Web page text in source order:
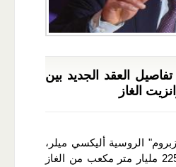
العقد الجديد بين
الغاز
الروسية أليكسي ميلر،
أن روسيا تعتزم نقل 225 مليار متر مكعب من الغاز